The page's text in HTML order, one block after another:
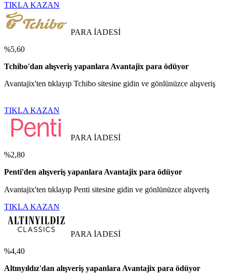
TIKLA KAZAN
PARA İADESİ
%5,60
Tchibo'dan alışveriş yapanlara Avantajix para ödüyor
Avantajix'ten tıklayıp Tchibo sitesine gidin ve gönlünüzce alışveriş
TIKLA KAZAN
PARA İADESİ
%2,80
Penti'den alışveriş yapanlara Avantajix para ödüyor
Avantajix'ten tıklayıp Penti sitesine gidin ve gönlünüzce alışveriş
TIKLA KAZAN
PARA İADESİ
%4,40
Altınyıldız'dan alışveriş yapanlara Avantajix para ödüyor